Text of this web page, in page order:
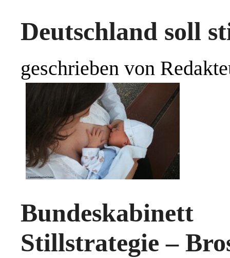
Deutschland soll
geschrieben von
Bundeskabinett
Stillstrategie –